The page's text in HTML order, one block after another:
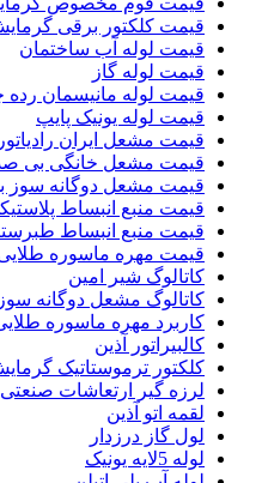
قیمت کلکتور برقی
قیمت لوله آب ساختمان
قیمت لوله گاز
قیمت لوله مانیسمان رده
قیمت لوله یونیک پایپ
قیمت مشعل ایران رادیاتور
قیمت مشعل خانگی بی صدا
قیمت مشعل دوگانه سوز
قیمت منبع انبساط
قیمت منبع انبساط
قیمت مهره ماسوره
کاتالوگ شیر امین
کاتالوگ مشعل دوگانه سوز
کاربرد مهره ماسوره
کالبیراتور آذین
کلکتور ترموستاتیک
لرزه گیر ارتعاشات صنعتی
لقمه اتو آذین
لول گاز درزدار
لوله 5لایه یونیک